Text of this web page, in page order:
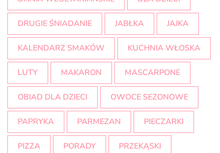
DRUGIE ŚNIADANIE JABŁKA JAJKA
KALENDARZ SMAKÓW KUCHNIA WŁOSKA
LUTY MAKARON MASCARPONE
OBIAD DLA DZIECI OWOCE SEZONOWE
PAPRYKA PARMEZAN PIECZARKI
PIZZA PORADY PRZEKĄSKI